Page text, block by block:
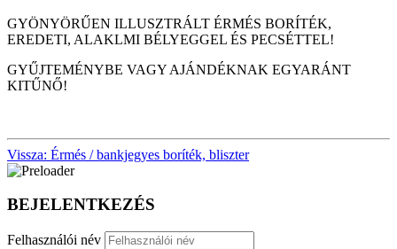
GYÖNYÖRŰEN ILLUSZTRÁLT ÉRMÉS BORÍTÉK,
EREDETI, ALAKLMI BÉLYEGGEL ÉS PECSÉTTEL!
GYŰJTEMÉNYBE VAGY AJÁNDÉKNAK EGYARÁNT
KITŰNŐ!
Vissza: Érmés / bankjegyes boríték, bliszter
BEJELENTKEZÉS
Felhasználói név